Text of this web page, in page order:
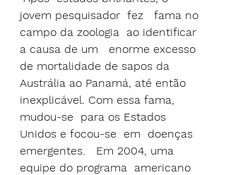
jovem pesquisador  fez   fama no
campo da zoologia  ao identificar
a causa de um   enorme excesso
de mortalidade de sapos da
Austrália ao Panamá, até então
inexplicável. Com essa fama,
mudou-se  para os Estados
Unidos e focou-se  em  doenças
emergentes.   Em 2004, uma
equipe do programa  americano